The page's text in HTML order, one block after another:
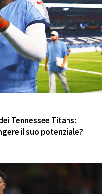
Tennessee Titans:
il suo potenziale?